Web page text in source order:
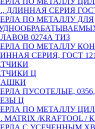
ДЛИННАЯ СЕРИЯ ГОСТ
ПО МЕТАЛЛУ ДЛЯ
0274А ТИЗ
ПО МЕТАЛЛУ
СЕРИЯ, ГОСТ
Ц
ПУСОТЕЛЫЕ,
Ц
ПО МЕТАЛЛУ
MATRIX /KRAFTOOL /
С УСЕЧЕННЫМ